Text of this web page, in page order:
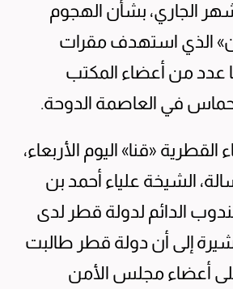
الجاري، بشأن الهجوم
الذي استهدف مقرات
عدد من أعضاء المكتب
في العاصمة الدوحة.
القطرية «قنا» اليوم الأربعاء،
الشيخة علياء أحمد بن
الدائم لدولة قطر لدى
إلى أن دولة قطر طالبت
أعضاء مجلس الأمن